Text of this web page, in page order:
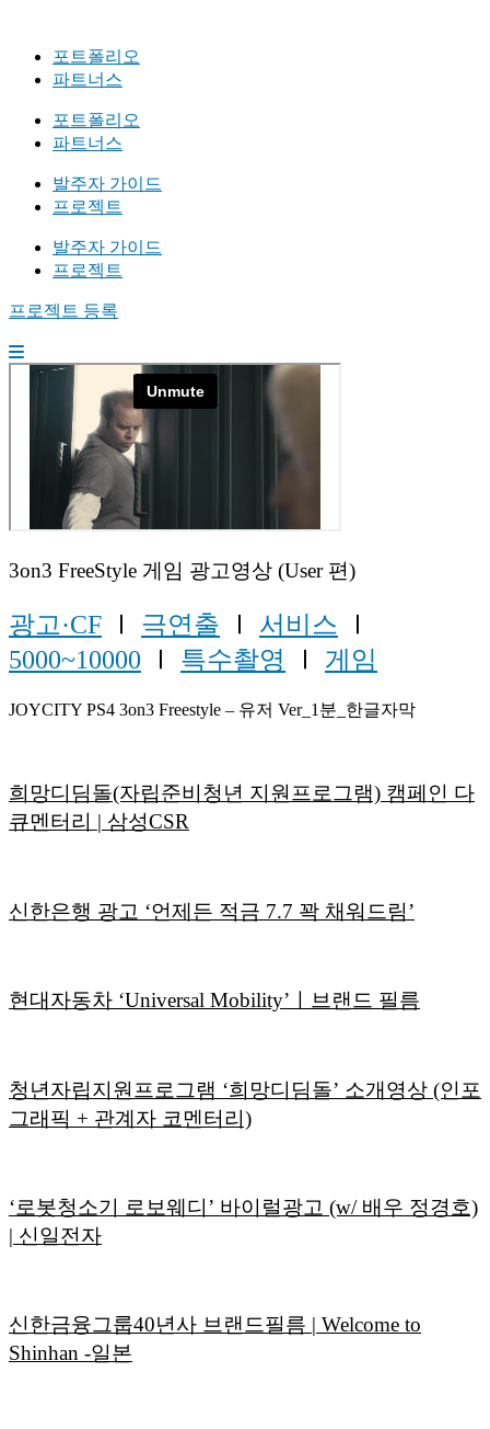
포트폴리오
파트너스
포트폴리오
파트너스
발주자 가이드
프로젝트
발주자 가이드
프로젝트
프로젝트 등록
3on3 FreeStyle 게임 광고영상 (User 편)
광고·CF Ⅰ 극연출 Ⅰ 서비스 Ⅰ
5000~10000 Ⅰ 특수촬영 Ⅰ 게임
JOYCITY PS4 3on3 Freestyle – 유저 Ver_1분_한글자막
희망디딤돌(자립준비청년 지원프로그램) 캠페인 다
큐멘터리 | 삼성CSR
신한은행 광고 ‘언제든 적금 7.7 꽉 채워드림’
현대자동차 ‘Universal Mobility’ㅣ브랜드 필름
청년자립지원프로그램 ‘희망디딤돌’ 소개영상 (인포
그래픽 + 관계자 코멘터리)
‘로봇청소기 로보웨디’ 바이럴광고 (w/ 배우 정경호)
| 신일전자
신한금융그룹40년사 브랜드필름 | Welcome to
Shinhan -일본